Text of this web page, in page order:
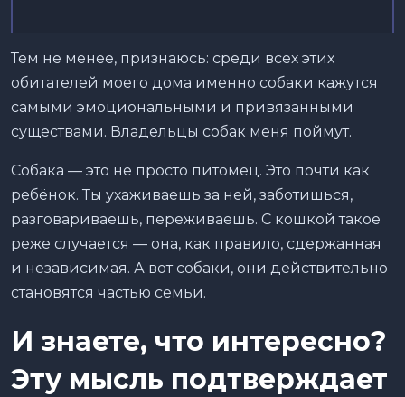
Тем не менее, признаюсь: среди всех этих
обитателей моего дома именно собаки кажутся
самыми эмоциональными и привязанными
существами. Владельцы собак меня поймут.
Собака — это не просто питомец. Это почти как
ребёнок. Ты ухаживаешь за ней, заботишься,
разговариваешь, переживаешь. С кошкой такое
реже случается — она, как правило, сдержанная
и независимая. А вот собаки, они действительно
становятся частью семьи.
И знаете, что интересно?
Эту мысль подтверждает